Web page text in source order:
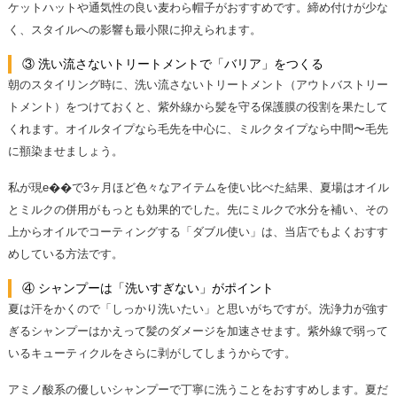
ケットハットや通気性の良い麦わら帽子がおすすめです。締め付けが少な
く、スタイルへの影響も最小限に抑えられます。
③ 洗い流さないトリートメントで「バリア」をつくる
朝のスタイリング時に、洗い流さないトリートメント（アウトバストリー
トメント）をつけておくと、紫外線から髪を守る保護膜の役割を果たして
くれます。オイルタイプなら毛先を中心に、ミルクタイプなら中間〜毛先
に頨染ませましょう。
私が現e��で3ヶ月ほど色々なアイテムを使い比べた結果、夏場はオイル
とミルクの併用がもっとも効果的でした。先にミルクで水分を補い、その
上からオイルでコーティングする「ダブル使い」は、当店でもよくおすす
めしている方法です。
④ シャンプーは「洗いすぎない」がポイント
夏は汗をかくので「しっかり洗いたい」と思いがちですが。洗浄力が強す
ぎるシャンプーはかえって髪のダメージを加速させます。紫外線で弱って
いるキューティクルをさらに剥がしてしまうからです。
アミノ酸系の優しいシャンプーで丁寧に洗うことをおすすめします。夏だ